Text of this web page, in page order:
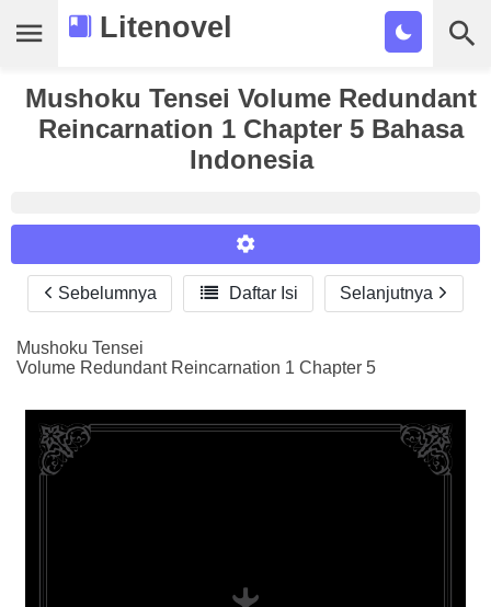
Litenovel
Daftar Novel
Tamat
Bookmark
Mushoku Tensei Volume Redundant
Reincarnation 1 Chapter 5 Bahasa
Indonesia
Reader Settings
Font :
Titillium Web
Arial
Times New Roman
Size :
A-
16
Sebelumnya  Daftar Isi Selanjutnya
Mushoku Tensei
Volume Redundant Reincarnation 1 Chapter 5